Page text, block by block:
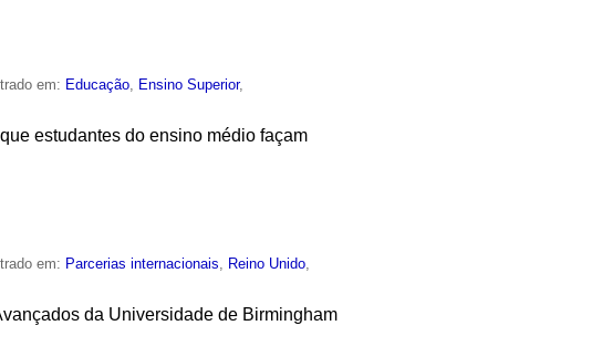
em: Educação Ensino Superior,
estudantes do ensino médio façam
em: Parcerias internacionais Reino Unido
da Universidade de Birmingham